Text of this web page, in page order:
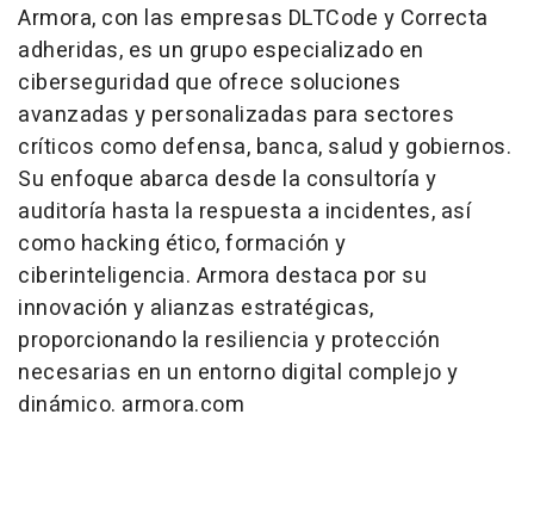
Armora, con las empresas DLTCode y Correcta
adheridas, es un grupo especializado en
ciberseguridad que ofrece soluciones
avanzadas y personalizadas para sectores
críticos como defensa, banca, salud y gobiernos.
Su enfoque abarca desde la consultoría y
auditoría hasta la respuesta a incidentes, así
como hacking ético, formación y
ciberinteligencia. Armora destaca por su
innovación y alianzas estratégicas,
proporcionando la resiliencia y protección
necesarias en un entorno digital complejo y
dinámico. armora.com